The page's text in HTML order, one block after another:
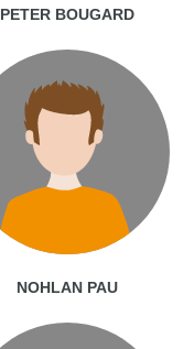
PETER BOUGARD
NOHLAN PAU